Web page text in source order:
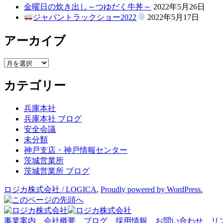
金曜日の炊き出し～つゆだく牛丼～ 2022年5月26日
ジャパントラックショー2022
2022年5月17日
アーカイブ
ア
カ
イ
カテゴリー
兵庫本社
兵庫本社 ブログ
安全会議
未分類
神戸支店・神戸情報センター
茨城営業所
茨城営業所 ブログ
ロジカ株式会社 / LOGICA, Proudly powered by WordPress.
事業案内 会社概要 ブログ 採用情報 お問い合わせ リ